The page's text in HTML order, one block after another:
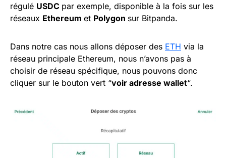
régulé USDC par exemple, disponible à la fois sur les
réseaux Ethereum et Polygon sur Bitpanda.
Dans notre cas nous allons déposer des ETH via la
réseau principale Ethereum, nous n’avons pas à
choisir de réseau spécifique, nous pouvons donc
cliquer sur le bouton vert “voir adresse wallet“.